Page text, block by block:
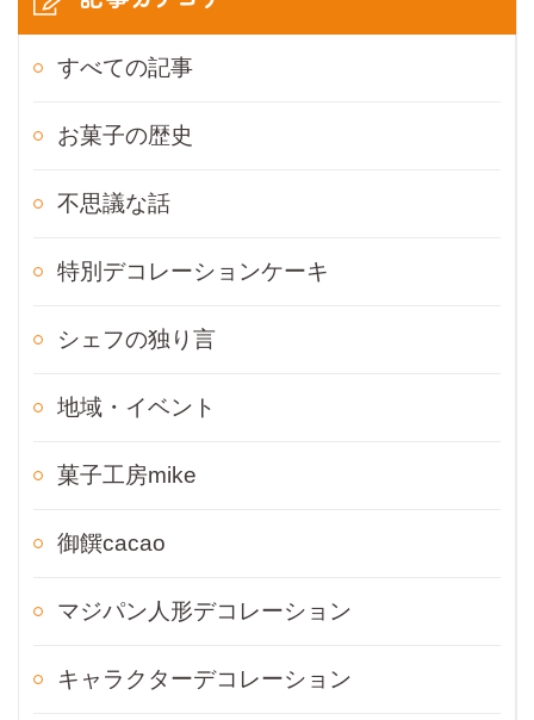
すべての記事
お菓子の歴史
不思議な話
特別デコレーションケーキ
シェフの独り言
地域・イベント
菓子工房mike
御饌cacao
マジパン人形デコレーション
キャラクターデコレーション